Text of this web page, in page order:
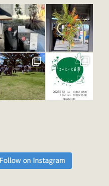
Follow on Instagram